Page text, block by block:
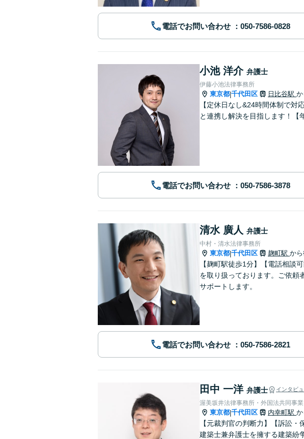
電話でお問い合わせ
小池 洋介 弁護士
伊藤小池法律事務所
東京都|千代田区 日比谷駅
【定休日なし&24時間体制で
と連携し解決を目指します！【
電話でお問い合わせ
清水 廣人 弁護士
中村・清水法律事務所
東京都|千代田区 麹町駅 か
【麹町駅徒歩1分】【電話相談
を取り扱っております。ご依頼
サポートします。
電話でお問い合わせ
田中 一洋 弁護士 インタビ
渥美坂井法律事務所・外国法共同事業
東京都|千代田区 内幸町駅
【元裁判官の判断力】【訴訟
建築士兼弁護士を擁する建築紛